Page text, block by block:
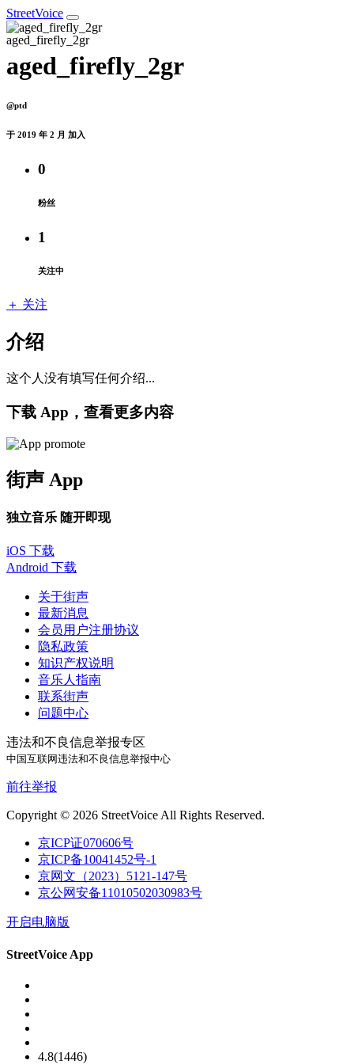
StreetVoice
aged_firefly_2gr
@ptd
于 2019 年 2 月 加入
0
粉丝
1
关注中
＋ 关注
介绍
这个人没有填写任何介绍...
下载 App，查看更多内容
街声 App
独立音乐 随开即现
iOS 下载
Android 下载
关于街声
最新消息
会员用户注册协议
隐私政策
知识产权说明
音乐人指南
联系街声
问题中心
违法和不良信息举报专区
中国互联网违法和不良信息举报中心
前往举报
Copyright © 2026 StreetVoice All Rights Reserved.
京ICP证070606号
京ICP备10041452号-1
京网文（2023）5121-147号
京公网安备11010502030983号
开启电脑版
StreetVoice App
4.8(1446)